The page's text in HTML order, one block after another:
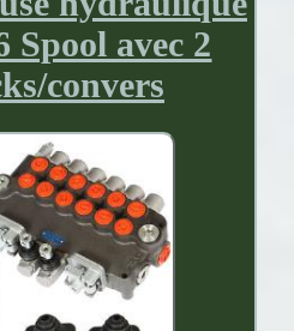
Spool avec 2
convers